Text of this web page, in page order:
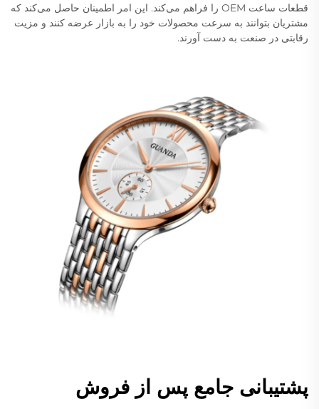
قطعات ساعت OEM را فراهم می‌کند. این امر اطمینان حاصل می‌کند که
مشتریان بتوانند به سرعت محصولات خود را به بازار عرضه کنند و مزیت
رقابتی در صنعت به دست آورند.
پشتیبانی جامع پس از فروش